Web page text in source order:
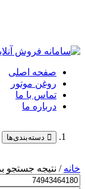
صفحه اصلی
روغن موتور
تماس با ما
درباره ما
دسته‌بندی‌ها
خانه / نتیجه جستجو برای